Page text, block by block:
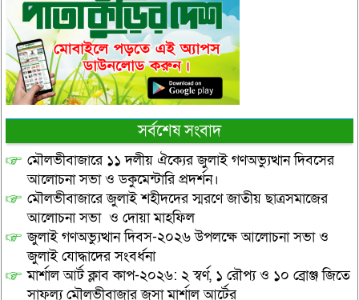
সর্বশেষ সংবাদ
মৌলভীবাজারে ১১ দলীয় ঐক্যের জুলাই গণঅভ্যুত্থান দিবসের
আলোচনা সভা ও ডকুমেন্টারি প্রদর্শন।
মৌলভীবাজারে জুলাই শহীদদের স্মরণে জাতীয় ছাত্রসমাজের
আলোচনা সভা ও দোয়া মাহফিল
জুলাই গণঅভ্যুত্থান দিবস-২০২৬ উপলক্ষে আলোচনা সভা ও
জুলাই যোদ্ধাদের সংবর্ধনা
মার্শাল আর্ট ক্লাব কাপ-২০২৬: ২ স্বর্ণ, ১ রৌপ্য ও ১০ ব্রোঞ্জ জিতে
সাফল্য মৌলভীবাজার জুসা মার্শাল আর্টের